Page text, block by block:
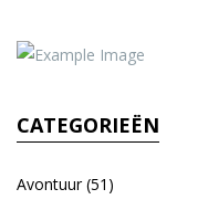
CATEGORIEËN
Avontuur(51)